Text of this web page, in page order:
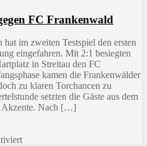
FC Frankenwald
im zweiten Testspiel den ersten
eingefahren. Mit 2:1 besiegten
in Streitau den FC
kamen die Frankenwälder
zu klaren Torchancen zu
setzten die Gäste aus dem
Akzente. Nach […]